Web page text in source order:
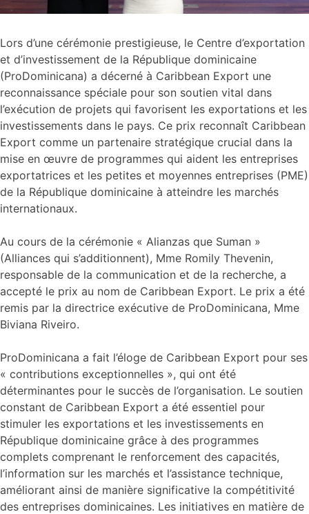
Lors d’une cérémonie prestigieuse, le Centre d’exportation
et d’investissement de la République dominicaine
(ProDominicana) a décerné à Caribbean Export une
reconnaissance spéciale pour son soutien vital dans
l’exécution de projets qui favorisent les exportations et les
investissements dans le pays. Ce prix reconnaît Caribbean
Export comme un partenaire stratégique crucial dans la
mise en œuvre de programmes qui aident les entreprises
exportatrices et les petites et moyennes entreprises (PME)
de la République dominicaine à atteindre les marchés
internationaux.
Au cours de la cérémonie « Alianzas que Suman »
(Alliances qui s’additionnent), Mme Romily Thevenin,
responsable de la communication et de la recherche, a
accepté le prix au nom de Caribbean Export. Le prix a été
remis par la directrice exécutive de ProDominicana, Mme
Biviana Riveiro.
ProDominicana a fait l’éloge de Caribbean Export pour ses
« contributions exceptionnelles », qui ont été
déterminantes pour le succès de l’organisation. Le soutien
constant de Caribbean Export a été essentiel pour
stimuler les exportations et les investissements en
République dominicaine grâce à des programmes
complets comprenant le renforcement des capacités,
l’information sur les marchés et l’assistance technique,
améliorant ainsi de manière significative la compétitivité
des entreprises dominicaines. Les initiatives en matière de